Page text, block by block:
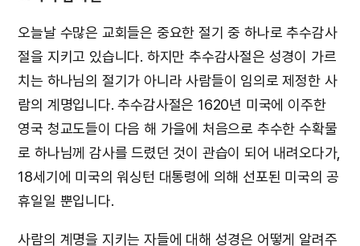
오늘날 수많은 교회들은 중요한 절기 중 하나로 추수감사
절을 지키고 있습니다. 하지만 추수감사절은 성경이 가르
치는 하나님의 절기가 아니라 사람들이 임의로 제정한 사
람의 계명입니다. 추수감사절은 1620년 미국에 이주한
영국 청교도들이 다음 해 가을에 처음으로 추수한 수확물
로 하나님께 감사를 드렸던 것이 관습이 되어 내려오다가,
18세기에 미국의 워싱턴 대통령에 의해 선포된 미국의 공
휴일일 뿐입니다.
사람의 계명을 지키는 자들에 대해 성경은 어떻게 알려주